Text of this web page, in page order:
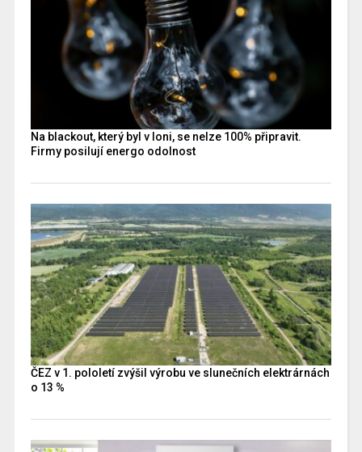
Na blackout, který byl v loni, se nelze 100% připravit.
Firmy posilují energo odolnost
ČEZ v 1. pololetí zvýšil výrobu ve slunečních elektrárnách
o 13 %